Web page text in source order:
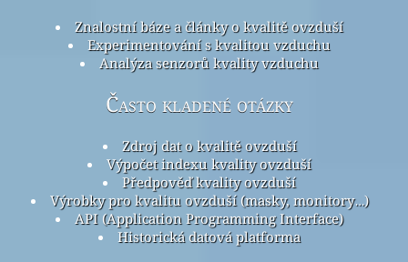
Znalostní báze a články o kvalitě ovzduší
Experimentování s kvalitou vzduchu
Analýza senzorů kvality vzduchu
Často kladené otázky
Zdroj dat o kvalitě ovzduší
Výpočet indexu kvality ovzduší
Předpověď kvality ovzduší
Výrobky pro kvalitu ovzduší (masky, monitory…)
API (Application Programming Interface)
Historická datová platforma